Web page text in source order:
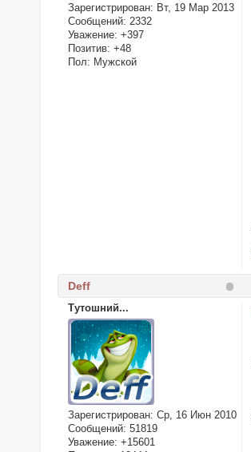
Зарегистрирован: Вт, 19 Мар 2013
Сообщений: 2332
Уважение: +397
Позитив: +48
Пол: Мужской
Deff
Тутошний...
Зарегистрирован: Ср, 16 Июн 2010
Сообщений: 51819
Уважение: +15601